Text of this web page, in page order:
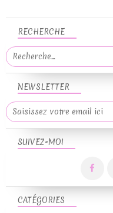
NEWSLETTER
SUIVEZ-MOI
RECHERCHE
CATÉGORIES